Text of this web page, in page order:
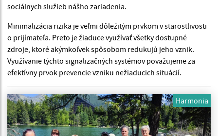
sociálnych služieb nášho zariadenia.
Minimalizácia rizika je veľmi dôležitým prvkom v starostlivosti
o prijímateľa. Preto je žiaduce využívať všetky dostupné
zdroje, ktoré akýmkoľvek spôsobom redukujú jeho vznik.
Využívanie týchto signalizačných systémov považujeme za
efektívny prvok prevencie vzniku nežiaducich situácií.
Harmonia